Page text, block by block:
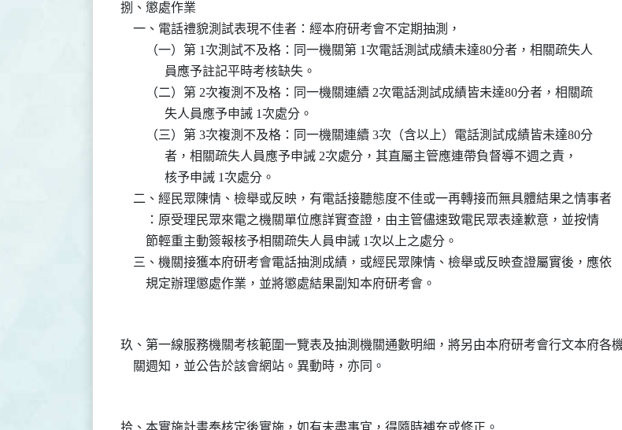
捌、懲處作業
    一、電話禮貌測試表現不佳者：經本府研考會不定期抽測，
        （一）第 1次測試不及格：同一機關第 1次電話測試成績未達80分者，相關疏失人
              員應予註記平時考核缺失。
        （二）第 2次複測不及格：同一機關連續 2次電話測試成績皆未達80分者，相關疏
              失人員應予申誡 1次處分。
        （三）第 3次複測不及格：同一機關連續 3次（含以上）電話測試成績皆未達80分
              者，相關疏失人員應予申誡 2次處分，其直屬主管應連帶負督導不週之責，
              核予申誡 1次處分。
    二、經民眾陳情、檢舉或反映，有電話接聽態度不佳或一再轉接而無具體結果之情事者
        ：原受理民眾來電之機關單位應詳實查證，由主管儘速致電民眾表達歉意，並按情
        節輕重主動簽報核予相關疏失人員申誡 1次以上之處分。
    三、機關接獲本府研考會電話抽測成績，或經民眾陳情、檢舉或反映查證屬實後，應依
玖、第一線服務機關考核範圍一覽表及抽測機關通數明細，將另由本府研考會行文本府各